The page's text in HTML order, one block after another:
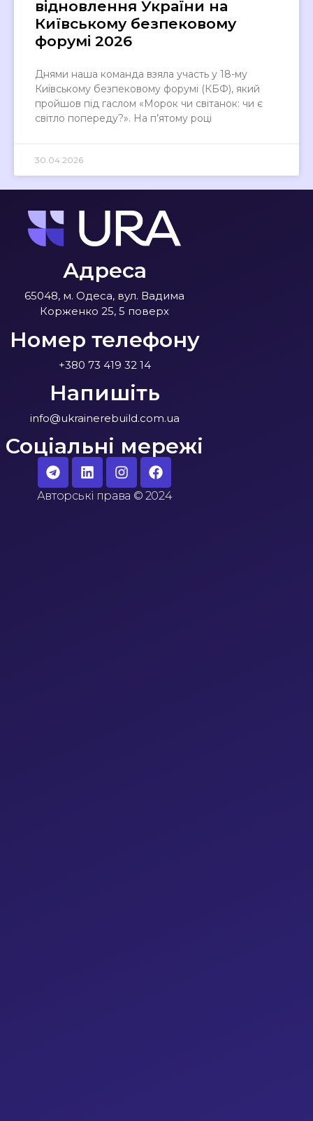
відновлення України на
Київському безпековому
форумі 2026
Днями наша команда взяла участь у 18-му
Київському безпековому форумі (КБФ), який
пройшов під гаслом «Морок чи світанок: чи є
світло попереду?». На п’ятому році
30.04.2026
Адреса
65048, м. Одеса, вул. Вадима
Корженко 25, 5 поверх
Номер телефону
+380 73 419 32 14
Напишіть
info@ukrainerebuild.com.ua
Соціальні мережі
Авторські права © 2024